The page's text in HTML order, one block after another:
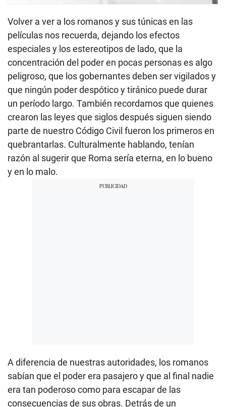
Volver a ver a los romanos y sus túnicas en las
películas nos recuerda, dejando los efectos
especiales y los estereotipos de lado, que la
concentración del poder en pocas personas es algo
peligroso, que los gobernantes deben ser vigilados y
que ningún poder despótico y tiránico puede durar
un período largo. También recordamos que quienes
crearon las leyes que siglos después siguen siendo
parte de nuestro Código Civil fueron los primeros en
quebrantarlas. Culturalmente hablando, tenían
razón al sugerir que Roma sería eterna, en lo bueno
y en lo malo.
A diferencia de nuestras autoridades, los romanos
sabían que el poder era pasajero y que al final nadie
era tan poderoso como para escapar de las
consecuencias de sus obras. Detrás de un